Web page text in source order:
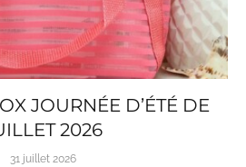
JOURNÉE D’ÉTÉ DE
2026
31 juillet 2026